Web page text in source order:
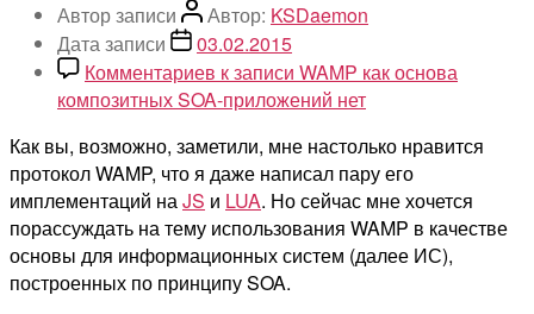
Автор записи Автор: KSDaemon
Дата записи
03.02.2015
Комментариев к записи WAMP как основа
композитных SOA-приложений нет
Как вы, возможно, заметили, мне настолько нравится
протокол WAMP, что я даже написал пару его
имплементаций наJS и LUA. Но сейчас мне хочется
порассуждать на тему использования WAMP в качестве
основы для информационных систем (далее ИС),
построенных по принципу SOA.